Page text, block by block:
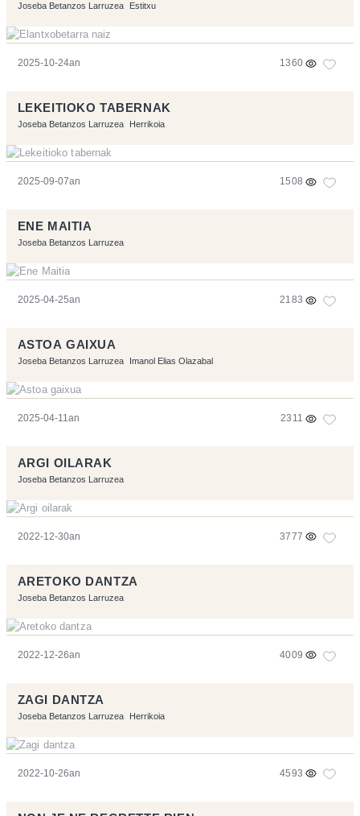
Joseba Betanzos Larruzea Estitxu
2025-10-24an 1360
LEKEITIOKO TABERNAK
Joseba Betanzos Larruzea Herrikoia
2025-09-07an 1508
ENE MAITIA
Joseba Betanzos Larruzea
2025-04-25an 2183
ASTOA GAIXUA
Joseba Betanzos Larruzea Imanol Elias Olazabal
2025-04-11an 2311
ARGI OILARAK
Joseba Betanzos Larruzea
2022-12-30an 3777
ARETOKO DANTZA
Joseba Betanzos Larruzea
2022-12-26an 4009
ZAGI DANTZA
Joseba Betanzos Larruzea Herrikoia
2022-10-26an 4593